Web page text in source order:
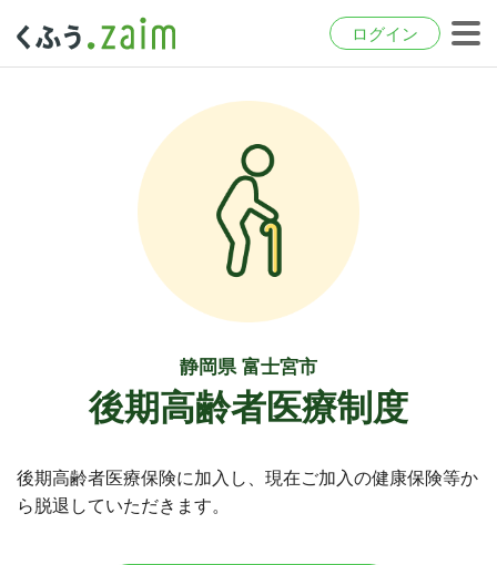
ログイン
静岡県 富士宮市
後期高齢者医療制度
後期高齢者医療保険に加入し、現在ご加入の健康保険等か
ら脱退していただきます。